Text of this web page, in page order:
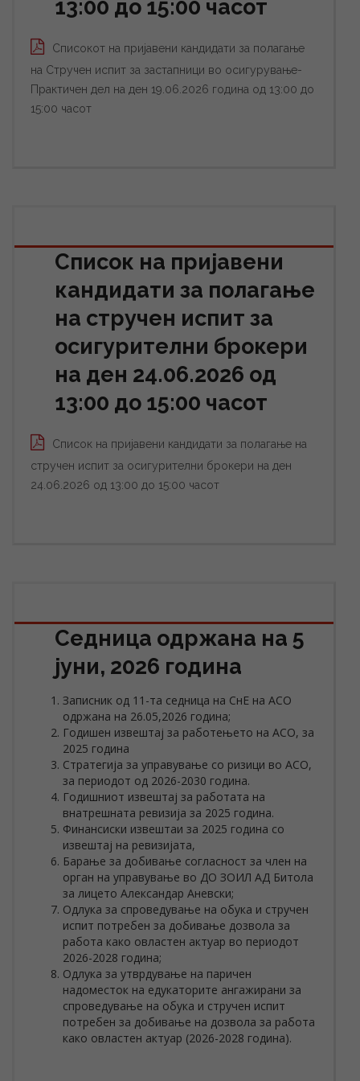
13:00 до 15:00 часот
Списокот на пријавени кандидати за полагање
на Стручен испит за застапници во осигурување-
Практичен дел на ден 19.06.2026 година од 13:00 до
15:00 часот
Список на пријавени
кандидати за полагање
на стручен испит за
осигурителни брокери
на ден 24.06.2026 од
13:00 до 15:00 часот
Список на пријавени кандидати за полагање на
стручен испит за осигурителни брокери на ден
24.06.2026 од 13:00 до 15:00 часот
Седница одржана на 5
јуни, 2026 година
Записник од 11-та седница на СнЕ на АСО
одржана на 26.05,2026 година;
Годишен извештај за работењето на АСО, за
2025 година
Стратегија за управување со ризици во АСО,
за периодот од 2026-2030 година.
Годишниот извештај за работата на
внатрешната ревизија за 2025 година.
Финансиски извештаи за 2025 година со
извештај на ревизијата,
Барање за добивање согласност за член на
орган на управување во ДО ЗОИЛ АД Битола
за лицето Александар Аневски;
Одлука за спроведување на обука и стручен
испит потребен за добивање дозвола за
работа како овластен актуар во периодот
2026-2028 година;
Одлука за утврдување на паричен
надоместок на едукаторите ангажирани за
спроведување на обука и стручен испит
потребен за добивање на дозвола за работа
како овластен актуар (2026-2028 година).